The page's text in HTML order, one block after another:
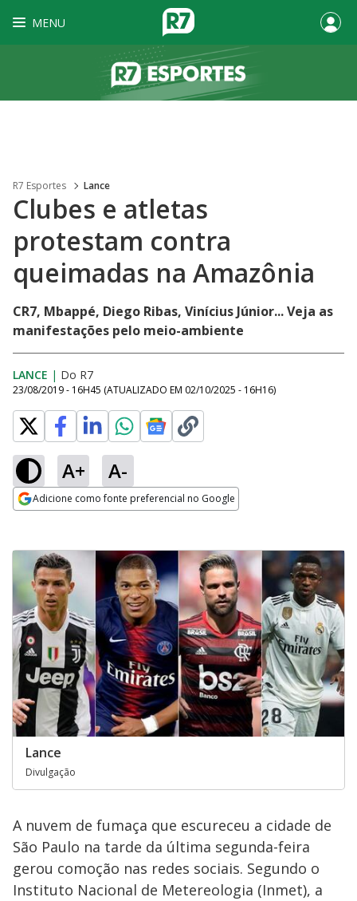
MENU
R7 Esportes Lance
Clubes e atletas
protestam contra
queimadas na Amazônia
CR7, Mbappé, Diego Ribas, Vinícius Júnior... Veja as
manifestações pelo meio-ambiente
LANCE | Do R7
23/08/2019 - 16H45 (ATUALIZADO EM 02/10/2025 - 16H16)
A+ A-
Adicione como fonte preferencial no Google
Lance
Divulgação
A nuvem de fumaça que escureceu a cidade de
São Paulo na tarde da última segunda-feira
gerou comoção nas redes sociais. Segundo o
Instituto Nacional de Metereologia (Inmet), a